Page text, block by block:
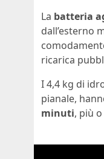
La batteria
dall’esterno
ricarica
I 4,4 kg di
pianale,
minuti, più